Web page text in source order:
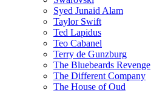
Syed Junaid Alam
Taylor Swift
Ted Lapidus
Teo Cabanel
Terry de Gunzburg
The Bluebeards Revenge
The Different Company
The House of Oud